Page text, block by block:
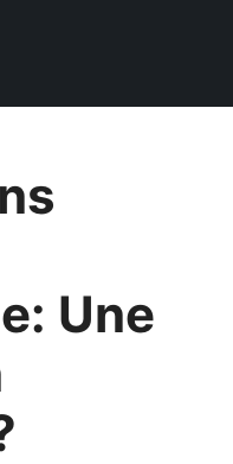
Une